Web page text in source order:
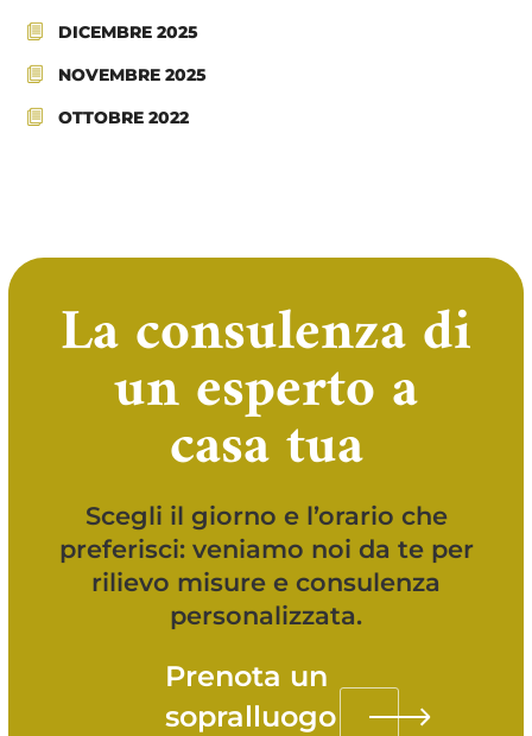
DICEMBRE 2025
NOVEMBRE 2025
OTTOBRE 2022
La consulenza di
un esperto a
casa tua
Scegli il giorno e l’orario che
preferisci: veniamo noi da te per
rilievo misure e consulenza
personalizzata.
Prenota un
sopralluogo